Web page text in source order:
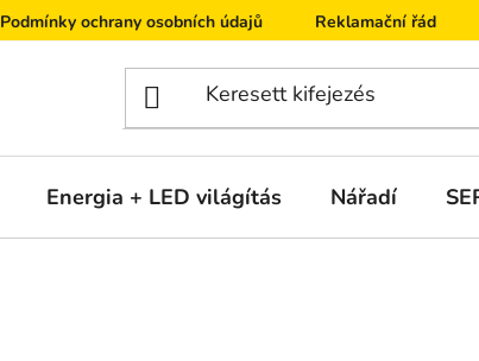
Podmínky ochrany osobních údajů Reklamační řád
Energia + LED világítás Nářadí